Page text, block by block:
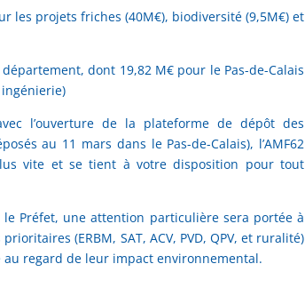
les projets friches (40M€), biodiversité (9,5M€) et
dont 19,82 M€ pour le Pas-de-Calais
l’ouverture de la plateforme de dépôt des
au 11 mars dans le Pas-de-Calais), l’AMF62
vite et se tient à votre disposition pour tout
Préfet, une attention particulière sera portée à
(ERBM, SAT, ACV, PVD, QPV, et ruralité)
regard de leur impact environnemental.